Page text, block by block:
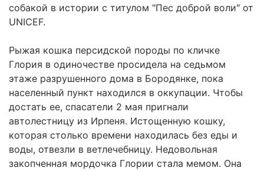
собакой в истории с титулом "Пес доброй воли" от
UNICEF.
Рыжая кошка персидской породы по кличке
Глория в одиночестве просидела на седьмом
этаже разрушенного дома в Бородянке, пока
населенный пункт находился в оккупации. Чтобы
достать ее, спасатели 2 мая пригнали
автолестницу из Ирпеня. Истощенную кошку,
которая столько времени находилась без еды и
воды, отвезли в ветлечебницу. Недовольная
закопченная мордочка Глории стала мемом. Она